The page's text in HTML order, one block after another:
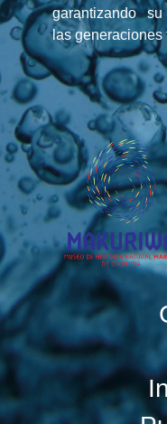
garantizando
las generaciones